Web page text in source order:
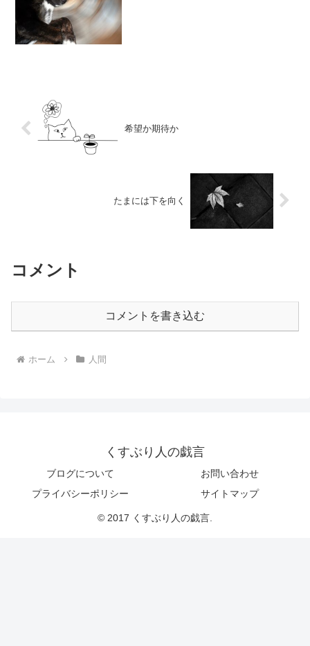
希望か期待か
たまには下を向く
コメント
コメントを書き込む
ホーム 人間
くすぶり人の戯言
ブログについて
お問い合わせ
プライバシーポリシー
サイトマップ
© 2017 くすぶり人の戯言.